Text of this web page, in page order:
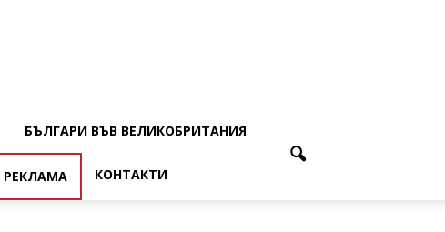
БЪЛГАРИ ВЪВ ВЕЛИКОБРИТАНИЯ
РЕКЛАМА КОНТАКТИ